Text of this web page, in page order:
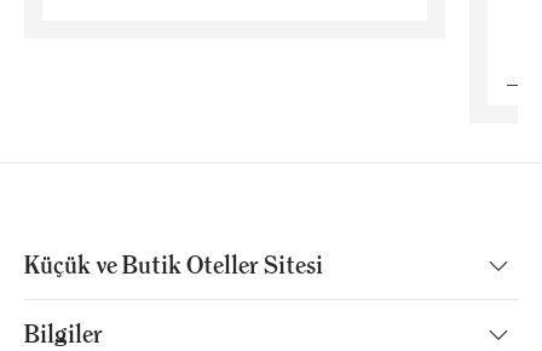
Küçük ve Butik Oteller Sitesi
Bilgiler